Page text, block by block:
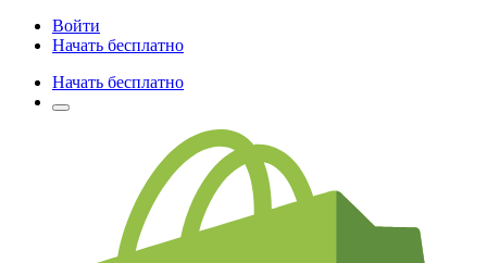
Войти
Начать бесплатно
Начать бесплатно